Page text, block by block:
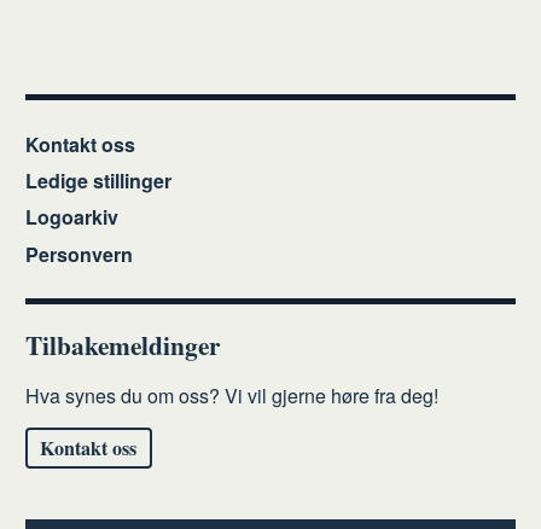
Kontakt oss
Ledige stillinger
Logoarkiv
Personvern
Tilbakemeldinger
Hva synes du om oss? Vi vil gjerne høre fra deg!
Kontakt oss